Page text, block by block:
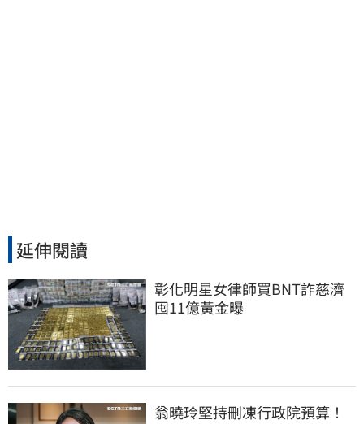
延伸閱讀
彰化明星女律師買BNT詐慈濟
囤11億黃金曝
翁曉玲堅持刪凍行政院預算！